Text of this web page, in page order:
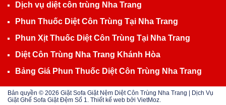
Dịch vụ diệt côn trùng Nha Trang
Phun Thuốc Diệt Côn Trùng Tại Nha Trang
Phun Xịt Thuốc Diệt Côn Trùng Tại Nha Trang
Diệt Côn Trùng Nha Trang Khánh Hòa
Bảng Giá Phun Thuốc Diệt Côn Trùng Nha Trang
Bản quyền © 2026 Giặt Sofa Giặt Nệm Diệt Côn Trùng Nha Trang | Dịch Vụ
Giặt Ghế Sofa Giặt Đệm Số 1. Thiết kế web bởi VietMoz.